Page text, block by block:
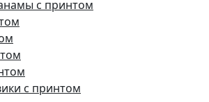
с принтом
с принтом